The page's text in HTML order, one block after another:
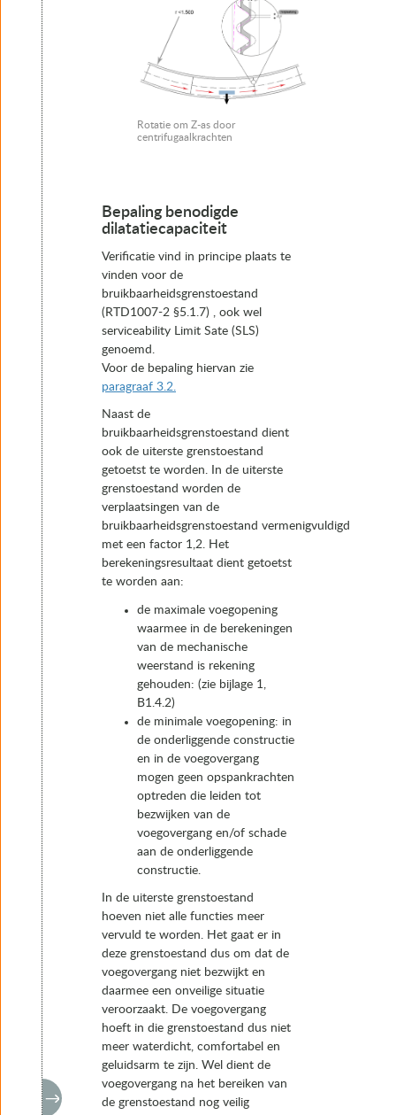
Rotatie om Z-as door
centrifugaalkrachten
Bepaling benodigde
dilatatiecapaciteit
Verificatie vind in principe plaats te
vinden voor de
bruikbaarheidsgrenstoestand
(RTD1007-2 §5.1.7) , ook wel
serviceability Limit Sate (SLS)
genoemd.
Voor de bepaling hiervan zie
paragraaf 3.2.
Naast de
bruikbaarheidsgrenstoestand dient
ook de uiterste grenstoestand
getoetst te worden. In de uiterste
grenstoestand worden de
verplaatsingen van de
bruikbaarheidsgrenstoestand vermenigvuldigd
met een factor 1,2. Het
berekeningsresultaat dient getoetst
te worden aan:
de maximale voegopening
waarmee in de berekeningen
van de mechanische
weerstand is rekening
gehouden: (zie bijlage 1,
B1.4.2)
de minimale voegopening: in
de onderliggende constructie
en in de voegovergang
mogen geen opspankrachten
optreden die leiden tot
bezwijken van de
voegovergang en/of schade
aan de onderliggende
constructie.
In de uiterste grenstoestand
hoeven niet alle functies meer
vervuld te worden. Het gaat er in
deze grenstoestand dus om dat de
voegovergang niet bezwijkt en
daarmee een onveilige situatie
veroorzaakt. De voegovergang
hoeft in die grenstoestand dus niet
meer waterdicht, comfortabel en
geluidsarm te zijn. Wel dient de
voegovergang na het bereiken van
de grenstoestand nog veilig